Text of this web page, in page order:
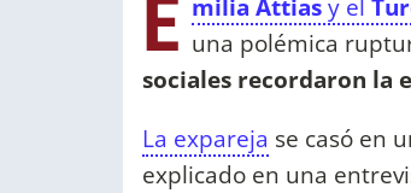
E milia Attiasy el
una polémica
sociales recordaron la
La expareja se casó en
explicado en una